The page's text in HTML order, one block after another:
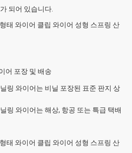
되어 있습니다.
어 포장 및 배송
링 와이어는 비닐 포장된 표준 판지 상
링 와이어는 해상, 항공 또는 특급 택배